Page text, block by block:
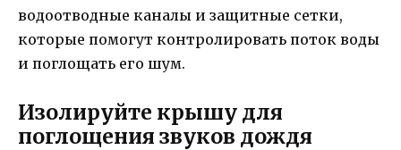
водоотводные каналы и защитные сетки,
которые помогут контролировать поток воды
и поглощать его шум.
Изолируйте крышу для
поглощения звуков дождя